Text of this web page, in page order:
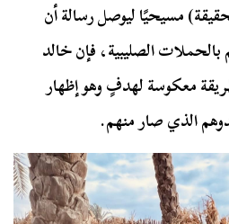
مسيحيًا ليوصل رسالة أن
الصليبية، فإن خالد
معكوسة لهدفٍ وهو إظهار
الذي صار منهم.